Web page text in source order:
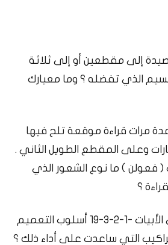
إلى مقطعين أو إلى ثلاثة
الذي تفضله ؟ وما معيارك
عدة مرات قراءة موقعة تلح فيها
وعلى المقطع الطويل الثاني .
( فعولن ) ما نوع الشعور الذي
؟
3- توخى الشاعر في الأبيات -1-2-3-19 أسلوب التعميم
التي ساعدت على أداء ذلك ؟